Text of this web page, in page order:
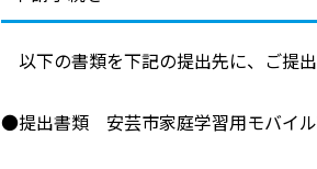
以下の書類を下記の提出先に、ご提出
●提出書類 安芸市家庭学習用モバイ